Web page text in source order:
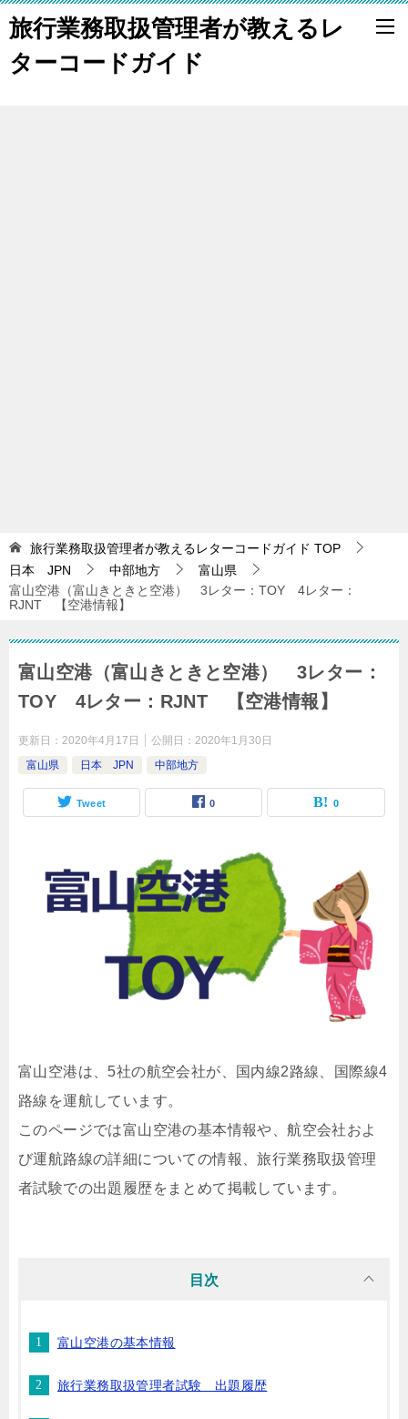
旅行業務取扱管理者が教えるレ
ターコードガイド
旅行業務取扱管理者が教えるレターコードガイド TOP
日本 JPN
中部地方
富山県
富山空港（富山きときと空港） 3レター：TOY 4レター：
RJNT 【空港情報】
富山空港（富山きときと空港） 3レター：
TOY 4レター：RJNT 【空港情報】
更新日： 2020年4月17日 公開日： 2020年1月30日
富山県
日本 JPN 中部地方
Tweet 0 0
富山空港は、5社の航空会社が、国内線2路線、国際線4
路線を運航しています。
このページでは富山空港の基本情報や、航空会社およ
び運航路線の詳細についての情報、旅行業務取扱管理
者試験での出題履歴をまとめて掲載しています。
目次
富山空港の基本情報
旅行業務取扱管理者試験 出題履歴